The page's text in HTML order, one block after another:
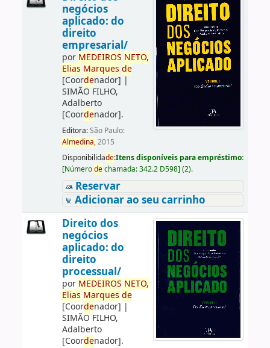
negócios
aplicado: do
direito
empresarial/
por MEDEIROS NETO,
Elias Marques de
[Coordenador] |
SIMÃO FILHO,
Adalberto
[Coordenador].
Editora:São Paulo:
Almedina,2015
Disponibilidade:Itens disponíveis para empréstimo:
[Númerodechamada:342.2 D598] (2).
Reservar
Adicionar ao seu carrinho
Direito dos
negócios
aplicado: do
direito
processual/
por MEDEIROS NETO,
Elias Marques de
[Coordenador] |
SIMÃO FILHO,
Adalberto
[Coordenador].